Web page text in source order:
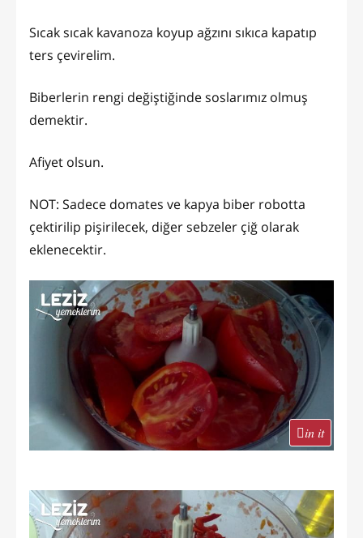
Sıcak sıcak kavanoza koyup ağzını sıkıca kapatıp
ters çevirelim.
Biberlerin rengi değiştiğinde soslarımız olmuş
demektir.
Afiyet olsun.
NOT: Sadece domates ve kapya biber robotta
çektirilip pişirilecek, diğer sebzeler çiğ olarak
eklenecektir.
in it